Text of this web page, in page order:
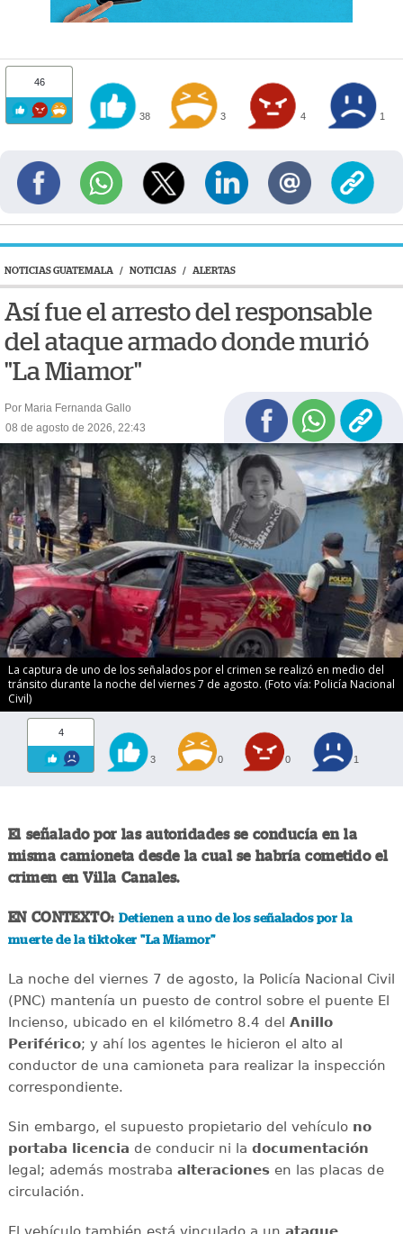
46
38 3 4 1
NOTICIAS GUATEMALA / NOTICIAS / ALERTAS
Así fue el arresto del responsable
del ataque armado donde murió
"La Miamor"
Por Maria Fernanda Gallo
08 de agosto de 2026, 22:43
La captura de uno de los señalados por el crimen se realizó en medio del
tránsito durante la noche del viernes 7 de agosto. (Foto vía: Policía Nacional
Civil)
4
3 0 0 1
El señalado por las autoridades se conducía en la
misma camioneta desde la cual se habría cometido el
crimen en Villa Canales.
EN CONTEXTO: Detienen a uno de los señalados por la
muerte de la tiktoker "La Miamor"
La noche del viernes 7 de agosto, la Policía Nacional Civil
(PNC) mantenía un puesto de control sobre el puente El
Incienso, ubicado en el kilómetro 8.4 del Anillo
Periférico; y ahí los agentes le hicieron el alto al
conductor de una camioneta para realizar la inspección
correspondiente.
Sin embargo, el supuesto propietario del vehículono
portaba licencia de conducir ni la documentación
legal; además mostraba alteracionesen las placas de
circulación.